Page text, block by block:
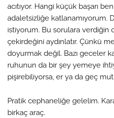
acıtıyor. Hangi küçük başarı
adaletsizliğe katlanamıyorum.
istiyorum. Bu sorulara verdiğin
çekirdeğini aydınlatır. Çünkü
doyurmak değil. Bazı geceler
ruhunun da bir şey yemeye
pişirebiliyorsa, er ya da geç
Pratik cephaneliğe gelelim.
birkaç araç.